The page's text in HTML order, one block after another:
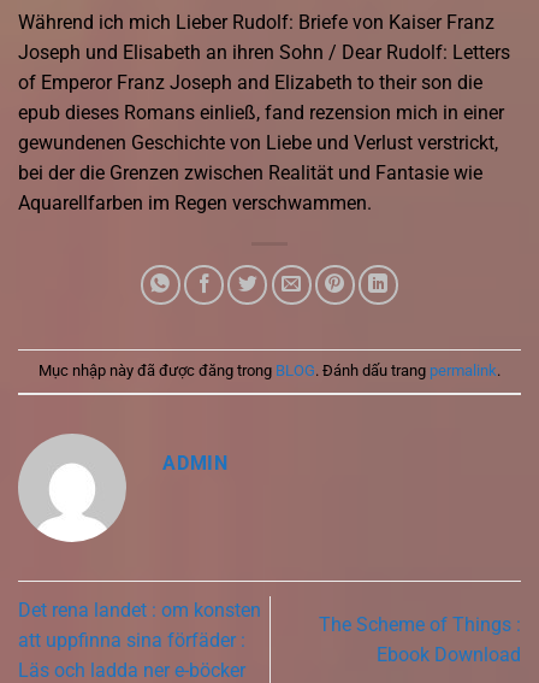
Während ich mich Lieber Rudolf: Briefe von Kaiser Franz
Joseph und Elisabeth an ihren Sohn / Dear Rudolf: Letters
of Emperor Franz Joseph and Elizabeth to their son die
epub dieses Romans einließ, fand rezension mich in einer
gewundenen Geschichte von Liebe und Verlust verstrickt,
bei der die Grenzen zwischen Realität und Fantasie wie
Aquarellfarben im Regen verschwammen.
Mục nhập này đã được đăng trong BLOG. Đánh dấu trang permalink.
ADMIN
Det rena landet : om konsten
att uppfinna sina förfäder :
Läs och ladda ner e-böcker
The Scheme of Things :
Ebook Download